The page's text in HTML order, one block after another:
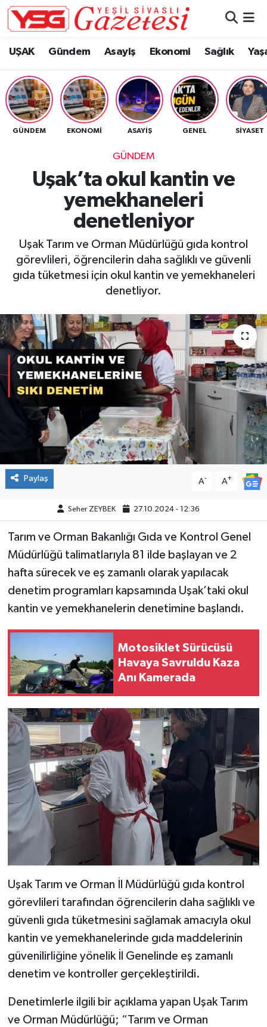
UŞAK Gündem Asayiş Ekonomi Sağlık
GÜNDEM EKONOMI ASAYIŞ GENEL SIYASET
GÜNDEM
Uşak’ta okul kantin ve
yemekhaneleri
denetleniyor
Uşak Tarım ve Orman Müdürlüğü gıda kontrol
görevlileri, öğrencilerin daha sağlıklı ve güvenli
gıda tüketmesi için okul kantin ve yemekhaneleri
denetliyor.
Paylaş A- A+
Seher ZEYBEK 27.10.2024 - 12:36
Tarım ve Orman Bakanlığı Gıda ve Kontrol Genel
Müdürlüğü talimatlarıyla 81 ilde başlayan ve 2
hafta sürecek ve eş zamanlı olarak yapılacak
denetim programları kapsamında Uşak’taki okul
kantin ve yemekhanelerin denetimine başlandı.
Motosiklet Sürücüsü
Havaya Savruldu Kaza
Anı Kamerada
Uşak Tarım ve Orman İl Müdürlüğü gıda kontrol
görevlileri tarafından öğrencilerin daha sağlıklı ve
güvenli gıda tüketmesini sağlamak amacıyla okul
kantin ve yemekhanelerinde gıda maddelerinin
güvenilirliğine yönelik İl Genelinde eş zamanlı
denetim ve kontroller gerçekleştirildi.
Denetimlerle ilgili bir açıklama yapan Uşak Tarım
ve Orman Müdürlüğü; “Tarım ve Orman
Hava Durumu
Namaz Vakitleri
Trafik Durumu
Tüm Manşetler
Son Dakika Haberleri
Haber Arşivi